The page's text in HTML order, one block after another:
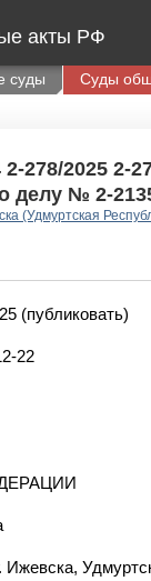
акты РФ
суды Суды
278/2025 2-
делу № 2-
(Удмуртская
(публиковать)
22